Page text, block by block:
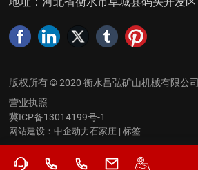
版权所有 © 2020 衡水昌弘矿山机械有限公司
营业执照
冀ICP备13014199号-1
网站建设：中企动力石家庄 |标签